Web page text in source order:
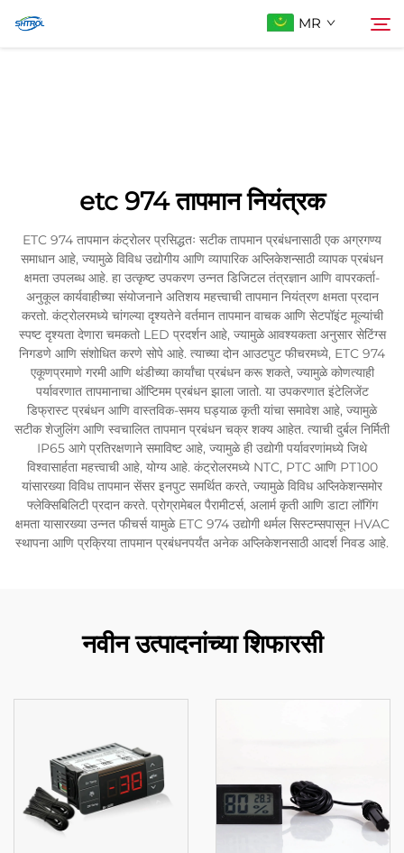
MR
etc 974 तापमान नियंत्रक
ETC 974 तापमान कंट्रोलर प्रसिद्धतः सटीक तापमान प्रबंधनासाठी एक अग्रगण्य
समाधान आहे, ज्यामुळे विविध उद्योगीय आणि व्यापारिक अप्लिकेशन्साठी व्यापक प्रबंधन
क्षमता उपलब्ध आहे. हा उत्कृष्ट उपकरण उन्नत डिजिटल तंत्रज्ञान आणि वापरकर्ता-
अनुकूल कार्यवाहीच्या संयोजनाने अतिशय महत्त्वाची तापमान नियंत्रण क्षमता प्रदान
करतो. कंट्रोलरमध्ये चांगल्या दृश्यतेने वर्तमान तापमान वाचक आणि सेटपॉइंट मूल्यांची
स्पष्ट दृश्यता देणारा चमकतो LED प्रदर्शन आहे, ज्यामुळे आवश्यकता अनुसार सेटिंग्स
निगडणे आणि संशोधित करणे सोपे आहे. त्याच्या दोन आउटपुट फीचरमध्ये, ETC 974
एकूणप्रमाणे गरमी आणि थंडीच्या कार्यांचा प्रबंधन करू शकते, ज्यामुळे कोणत्याही
पर्यावरणात तापमानाचा ऑप्टिमम प्रबंधन झाला जातो. या उपकरणात इंटेलिजेंट
डिफ्रास्ट प्रबंधन आणि वास्तविक-समय घड्याळ कृती यांचा समावेश आहे, ज्यामुळे
सटीक शेजुलिंग आणि स्वचालित तापमान प्रबंधन चक्र शक्य आहेत. त्याची दुर्बल निर्मिती
IP65 आगे प्रतिरक्षणाने समाविष्ट आहे, ज्यामुळे ही उद्योगी पर्यावरणांमध्ये जिथे
विश्वासार्हता महत्त्वाची आहे, योग्य आहे. कंट्रोलरमध्ये NTC, PTC आणि PT100
यांसारख्या विविध तापमान सेंसर इनपुट समर्थित करते, ज्यामुळे विविध अप्लिकेशन्समोर
फ्लेक्सिबिलिटी प्रदान करते. प्रोग्रामेबल पैरामीटर्स, अलार्म कृती आणि डाटा लॉगिंग
क्षमता यासारख्या उन्नत फीचर्स यामुळे ETC 974 उद्योगी थर्मल सिस्टम्सपासून HVAC
स्थापना आणि प्रक्रिया तापमान प्रबंधनपर्यंत अनेक अप्लिकेशनसाठी आदर्श निवड आहे.
नवीन उत्पादनांच्या शिफारसी